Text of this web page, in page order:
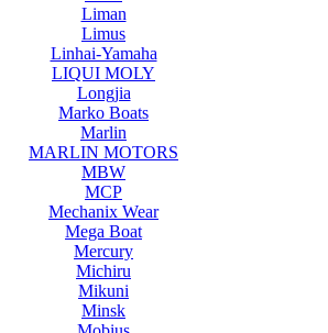
Liman
Limus
Linhai-Yamaha
LIQUI MOLY
Longjia
Marko Boats
Marlin
MARLIN MOTORS
MBW
MCP
Mechanix Wear
Mega Boat
Mercury
Michiru
Mikuni
Minsk